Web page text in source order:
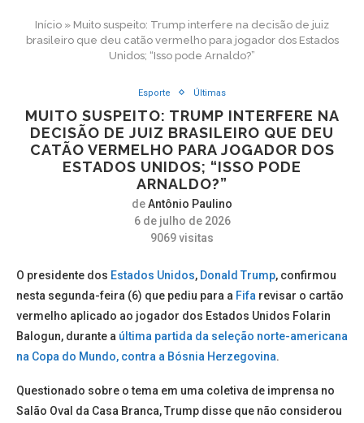
Início » Muito suspeito: Trump interfere na decisão de juiz
brasileiro que deu catão vermelho para jogador dos Estados
Unidos; “Isso pode Arnaldo?”
Esporte Últimas
MUITO SUSPEITO: TRUMP INTERFERE NA
DECISÃO DE JUIZ BRASILEIRO QUE DEU
CATÃO VERMELHO PARA JOGADOR DOS
ESTADOS UNIDOS; “ISSO PODE
ARNALDO?”
deAntônio Paulino
6 de julho de 2026
9069visitas
O presidente dos Estados Unidos, Donald Trump, confirmou
nesta segunda-feira (6) que pediu para a Fifa revisar o cartão
vermelho aplicado ao jogador dos Estados Unidos Folarin
Balogun, durante a última partida da seleção norte-americana
na Copa do Mundo, contra a Bósnia Herzegovina.
Questionado sobre o tema em uma coletiva de imprensa no
Salão Oval da Casa Branca,Trump disse que não considerou